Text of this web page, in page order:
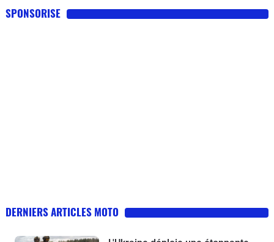
SPONSORISE
DERNIERS ARTICLES MOTO